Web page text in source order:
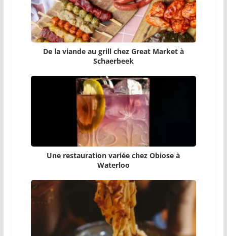
De la viande au grill chez Great Market à
Schaerbeek
Une restauration variée chez Obiose à
Waterloo